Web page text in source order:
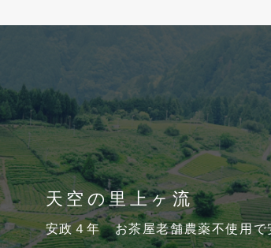
天空の里上ヶ流
安政４年 お茶屋老舗農薬不使用で